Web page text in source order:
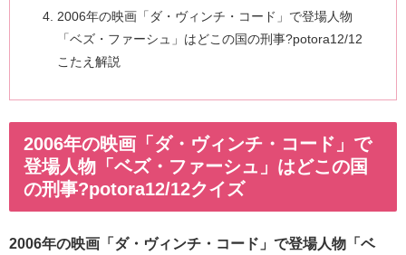
2006年の映画「ダ・ヴィンチ・コード」で登場人物
「ベズ・ファーシュ」はどこの国の刑事?potora12/12
こたえ解説
2006年の映画「ダ・ヴィンチ・コード」で
登場人物「ベズ・ファーシュ」はどこの国
の刑事?potora12/12クイズ
2006年の映画「ダ・ヴィンチ・コード」で登場人物「ベ